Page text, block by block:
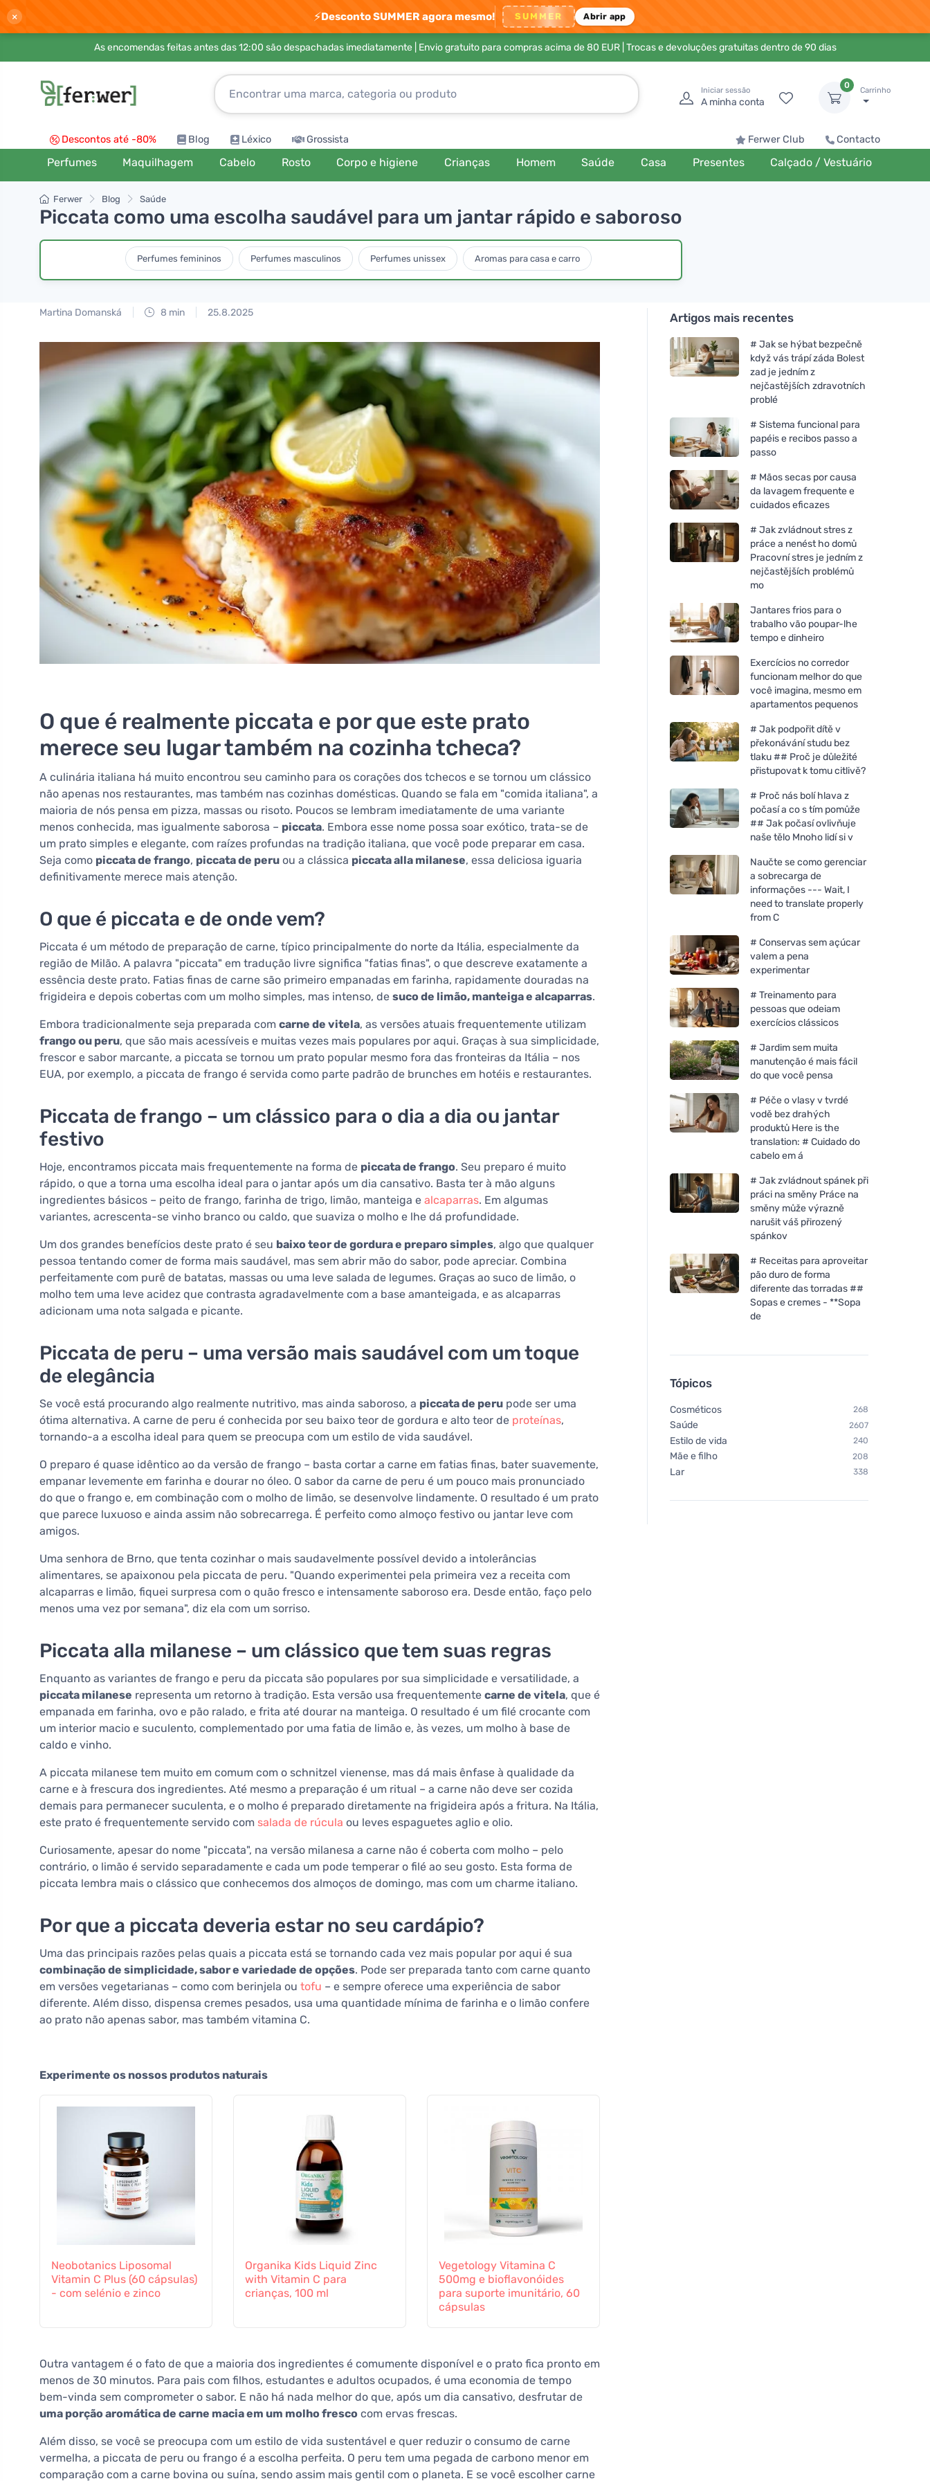
× ⚡Desconto SUMMER agora mesmo! SUMMER Abrir app
As encomendas feitas antes das 12:00 são despachadas imediatamente | Envio gratuito para compras acima de 80 EUR| Trocas e devoluções gratuitas dentro de 90 dias
Iniciar sessão
A minha conta
0
Carrinho
Descontos até -80% Blog Léxico Grossista Ferwer Club Contacto
Perfumes Maquilhagem Cabelo Rosto Corpo e higiene Crianças Homem Saúde Casa Presentes Calçado / Vestuário
Ferwer Blog Saúde
Piccata como uma escolha saudável para um jantar rápido e saboroso
Perfumes femininos Perfumes masculinos Perfumes unissex Aromas para casa e carro
Martina Domanská 8 min 25.8.2025
O que é realmente piccata e por que este prato
merece seu lugar também na cozinha tcheca?
A culinária italiana há muito encontrou seu caminho para os corações dos tchecos e se tornou um clássico
não apenas nos restaurantes, mas também nas cozinhas domésticas. Quando se fala em "comida italiana", a
maioria de nós pensa em pizza, massas ou risoto. Poucos se lembram imediatamente de uma variante
menos conhecida, mas igualmente saborosa – piccata. Embora esse nome possa soar exótico, trata-se de
um prato simples e elegante, com raízes profundas na tradição italiana, que você pode preparar em casa.
Seja como piccata de frango, piccata de peru ou a clássica piccata alla milanese, essa deliciosa iguaria
definitivamente merece mais atenção.
O que é piccata e de onde vem?
Piccata é um método de preparação de carne, típico principalmente do norte da Itália, especialmente da
região de Milão. A palavra "piccata" em tradução livre significa "fatias finas", o que descreve exatamente a
essência deste prato. Fatias finas de carne são primeiro empanadas em farinha, rapidamente douradas na
frigideira e depois cobertas com um molho simples, mas intenso, de suco de limão, manteiga e alcaparras.
Embora tradicionalmente seja preparada com carne de vitela, as versões atuais frequentemente utilizam
frango ou peru, que são mais acessíveis e muitas vezes mais populares por aqui. Graças à sua simplicidade,
frescor e sabor marcante, a piccata se tornou um prato popular mesmo fora das fronteiras da Itália – nos
EUA, por exemplo, a piccata de frango é servida como parte padrão de brunches em hotéis e restaurantes.
Piccata de frango – um clássico para o dia a dia ou jantar
festivo
Hoje, encontramos piccata mais frequentemente na forma de piccata de frango. Seu preparo é muito
rápido, o que a torna uma escolha ideal para o jantar após um dia cansativo. Basta ter à mão alguns
ingredientes básicos – peito de frango, farinha de trigo, limão, manteiga e alcaparras. Em algumas
variantes, acrescenta-se vinho branco ou caldo, que suaviza o molho e lhe dá profundidade.
Um dos grandes benefícios deste prato é seu baixo teor de gordura e preparo simples, algo que qualquer
pessoa tentando comer de forma mais saudável, mas sem abrir mão do sabor, pode apreciar. Combina
perfeitamente com purê de batatas, massas ou uma leve salada de legumes. Graças ao suco de limão, o
molho tem uma leve acidez que contrasta agradavelmente com a base amanteigada, e as alcaparras
adicionam uma nota salgada e picante.
Piccata de peru – uma versão mais saudável com um toque
de elegância
Se você está procurando algo realmente nutritivo, mas ainda saboroso, a piccata de peru pode ser uma
ótima alternativa. A carne de peru é conhecida por seu baixo teor de gordura e alto teor de proteínas,
tornando-a a escolha ideal para quem se preocupa com um estilo de vida saudável.
O preparo é quase idêntico ao da versão de frango – basta cortar a carne em fatias finas, bater suavemente,
empanar levemente em farinha e dourar no óleo. O sabor da carne de peru é um pouco mais pronunciado
do que o frango e, em combinação com o molho de limão, se desenvolve lindamente. O resultado é um prato
que parece luxuoso e ainda assim não sobrecarrega. É perfeito como almoço festivo ou jantar leve com
amigos.
Uma senhora de Brno, que tenta cozinhar o mais saudavelmente possível devido a intolerâncias
alimentares, se apaixonou pela piccata de peru. "Quando experimentei pela primeira vez a receita com
alcaparras e limão, fiquei surpresa com o quão fresco e intensamente saboroso era. Desde então, faço pelo
menos uma vez por semana", diz ela com um sorriso.
Piccata alla milanese – um clássico que tem suas regras
Enquanto as variantes de frango e peru da piccata são populares por sua simplicidade e versatilidade, a
piccata milanese representa um retorno à tradição. Esta versão usa frequentemente carne de vitela, que é
empanada em farinha, ovo e pão ralado, e frita até dourar na manteiga. O resultado é um filé crocante com
um interior macio e suculento, complementado por uma fatia de limão e, às vezes, um molho à base de
caldo e vinho.
A piccata milanese tem muito em comum com o schnitzel vienense, mas dá mais ênfase à qualidade da
carne e à frescura dos ingredientes. Até mesmo a preparação é um ritual – a carne não deve ser cozida
demais para permanecer suculenta, e o molho é preparado diretamente na frigideira após a fritura. Na Itália,
este prato é frequentemente servido com salada de rúcula ou leves espaguetes aglio e olio.
Curiosamente, apesar do nome "piccata", na versão milanesa a carne não é coberta com molho – pelo
contrário, o limão é servido separadamente e cada um pode temperar o filé ao seu gosto. Esta forma de
piccata lembra mais o clássico que conhecemos dos almoços de domingo, mas com um charme italiano.
Por que a piccata deveria estar no seu cardápio?
Uma das principais razões pelas quais a piccata está se tornando cada vez mais popular por aqui é sua
combinação de simplicidade, sabor e variedade de opções. Pode ser preparada tanto com carne quanto
em versões vegetarianas – como com berinjela ou tofu – e sempre oferece uma experiência de sabor
diferente. Além disso, dispensa cremes pesados, usa uma quantidade mínima de farinha e o limão confere
ao prato não apenas sabor, mas também vitamina C.
Experimente os nossos produtos naturais
Neobotanics Liposomal
Vitamin C Plus (60 cápsulas)
- com selénio e zinco
Organika Kids Liquid Zinc
with Vitamin C para
crianças, 100 ml
Vegetology Vitamina C
500mg e bioflavonóides
para suporte imunitário, 60
cápsulas
Outra vantagem é o fato de que a maioria dos ingredientes é comumente disponível e o prato fica pronto em
menos de 30 minutos. Para pais com filhos, estudantes e adultos ocupados, é uma economia de tempo
bem-vinda sem comprometer o sabor. E não há nada melhor do que, após um dia cansativo, desfrutar de
uma porção aromática de carne macia em um molho fresco com ervas frescas.
Além disso, se você se preocupa com um estilo de vida sustentável e quer reduzir o consumo de carne
vermelha, a piccata de peru ou frango é a escolha perfeita. O peru tem uma pegada de carbono menor em
comparação com a carne bovina ou suína, sendo assim mais gentil com o planeta. E se você escolher carne
Artigos mais recentes
# Jak se hýbat bezpečně
když vás trápí záda Bolest
zad je jedním z
nejčastějších zdravotních
problé
# Sistema funcional para
papéis e recibos passo a
passo
# Mãos secas por causa
da lavagem frequente e
cuidados eficazes
# Jak zvládnout stres z
práce a nenést ho domů
Pracovní stres je jedním z
nejčastějších problémů
mo
Jantares frios para o
trabalho vão poupar-lhe
tempo e dinheiro
Exercícios no corredor
funcionam melhor do que
você imagina, mesmo em
apartamentos pequenos
# Jak podpořit dítě v
překonávání studu bez
tlaku ## Proč je důležité
přistupovat k tomu citlivě?
# Proč nás bolí hlava z
počasí a co s tím pomůže
## Jak počasí ovlivňuje
naše tělo Mnoho lidí si v
Naučte se como gerenciar
a sobrecarga de
informações --- Wait, I
need to translate properly
from C
# Conservas sem açúcar
valem a pena
experimentar
# Treinamento para
pessoas que odeiam
exercícios clássicos
# Jardim sem muita
manutenção é mais fácil
do que você pensa
# Péče o vlasy v tvrdé
vodě bez drahých
produktů Here is the
translation: # Cuidado do
cabelo em á
# Jak zvládnout spánek při
práci na směny Práce na
směny může výrazně
narušit váš přirozený
spánkov
# Receitas para aproveitar
pão duro de forma
diferente das torradas ##
Sopas e cremes - **Sopa
de
Tópicos
Cosméticos 268
Saúde 2607
Estilo de vida 240
Mãe e filho 208
Lar 338